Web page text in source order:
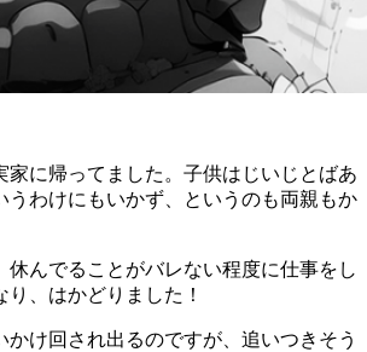
家に帰ってました。子供はじいじとばあ
うわけにもいかず、というのも両親もか
休んでることがバレない程度に仕事をし
、はかどりました！
かけ回され出るのですが、追いつきそう